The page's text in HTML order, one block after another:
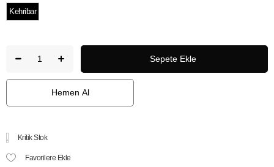
Kehribar
Kritik Stok
Favorilere Ekle